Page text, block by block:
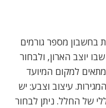
בחשבון מספר גורמים
יוצב הארון, ולבחור
למקום המיועד
עיצוב וצבע: יש
של החלל. ניתן לבחור